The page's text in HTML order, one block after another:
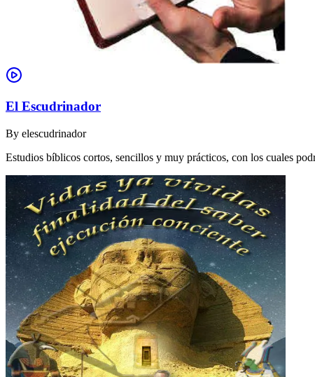
El Escudrinador
By elescudrinador
Estudios bíblicos cortos, sencillos y muy prácticos, con los cuales